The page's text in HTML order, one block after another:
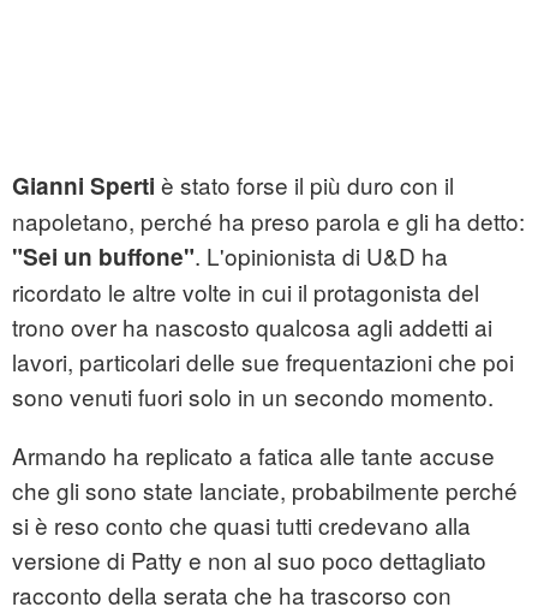
Gianni Sperti è stato forse il più duro con il
napoletano, perché ha preso parola e gli ha detto:
"Sei un buffone". L'opinionista di U&D ha
ricordato le altre volte in cui il protagonista del
trono over ha nascosto qualcosa agli addetti ai
lavori, particolari delle sue frequentazioni che poi
sono venuti fuori solo in un secondo momento.
Armando ha replicato a fatica alle tante accuse
che gli sono state lanciate, probabilmente perché
si è reso conto che quasi tutti credevano alla
versione di Patty e non al suo poco dettagliato
racconto della serata che ha trascorso con